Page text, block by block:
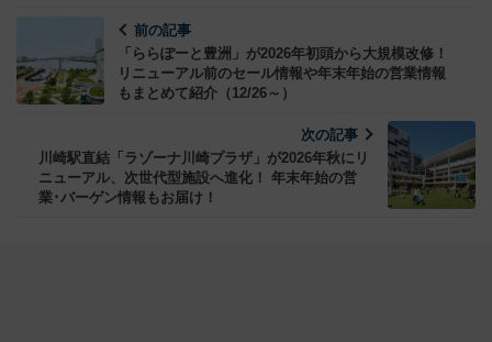
前の記事
「ららぽーと豊洲」が2026年初頭から大規模改修！
リニューアル前のセール情報や年末年始の営業情報
もまとめて紹介（12/26～）
次の記事
川崎駅直結「ラゾーナ川崎プラザ」が2026年秋にリ
ニューアル、次世代型施設へ進化！ 年末年始の営
業･バーゲン情報もお届け！